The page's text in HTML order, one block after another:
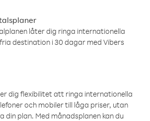
låter dig ringa internationella
destination i 30 dagar med Vibers
dig flexibilitet att ringa internationella
och mobiler till låga priser, utan
din plan. Med månadsplanen kan du